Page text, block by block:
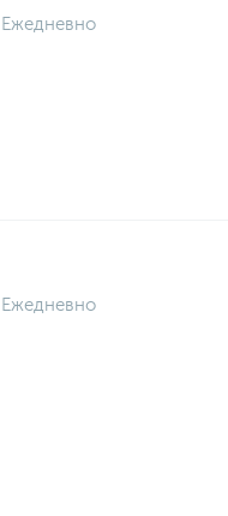
Ежедневно
Ежедневно